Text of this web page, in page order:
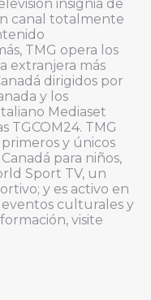
insignia de
canal totalmente
TMG opera los
extranjera más
dirigidos por
y los
Mediaset
TGCOM24. TMG
y únicos
para niños,
Sport TV, un
y es activo en
culturales y
visite